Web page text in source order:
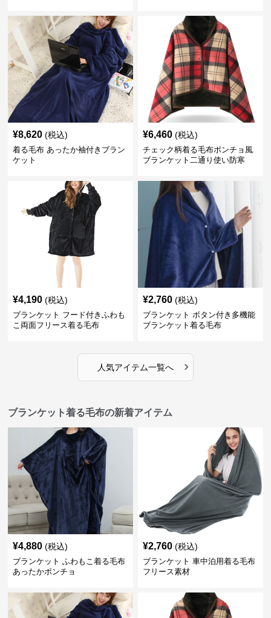
¥8,620 (税込)
着る毛布 あったか袖付きブラン
ケット
¥6,460 (税込)
チェック柄着る毛布ポンチョ風
ブランケット二通り使い防寒
¥4,190 (税込)
ブランケット フード付きふわも
こ両面フリース着る毛布
¥2,760 (税込)
ブランケット ボタン付き多機能
ブランケット着る毛布
人気アイテム一覧へ ›
ブランケット着る毛布の新着アイテム
¥4,880 (税込)
ブランケット ふわもこ着る毛布
あったかポンチョ
¥2,760 (税込)
ブランケット 車中泊用着る毛布
フリース素材